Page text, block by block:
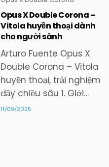
Posted
in
Opus X Double Corona –
Vitola huyền thoại dành
cho người sành
Arturo Fuente Opus X
Double Corona – Vitola
huyền thoại, trải nghiệm
đầy chiều sâu 1. Giới…
11/09/2025